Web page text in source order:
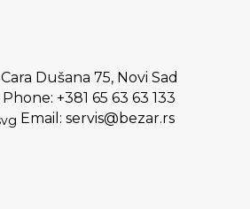
Cara Dušana 75, Novi Sad
Phone: +381 65 63 63 133
Email: servis@bezar.rs